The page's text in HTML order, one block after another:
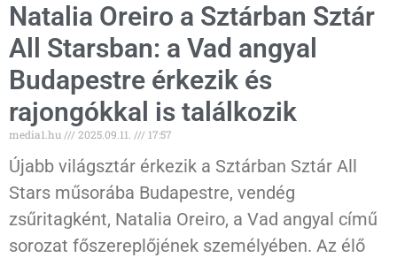
Natalia Oreiro a Sztárban Sztár
All Starsban: a Vad angyal
Budapestre érkezik és
rajongókkal is találkozik
media1.hu 2025.09.11. 17:57
Újabb világsztár érkezik a Sztárban Sztár All
Stars műsorába Budapestre, vendég
zsűritagként, Natalia Oreiro, a Vad angyal című
sorozat főszereplőjének személyében. Az élő